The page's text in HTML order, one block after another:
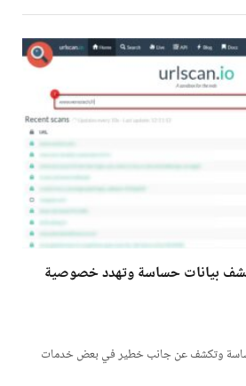
رابط تكشف بيانات حساسة وتهدد خصوصية
وتكشف عن جانب خطير في بعض خدمات